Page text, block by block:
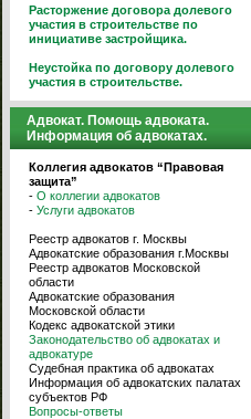
Расторжение договора долевого
участия в строительстве по
инициативе застройщика.
Неустойка по договору долевого
участия в строительстве.
Адвокат. Помощь адвоката.
Информация об адвокатах.
Коллегия адвокатов “Правовая
защита”
- О коллегии адвокатов
- Услуги адвокатов
Реестр адвокатов г. Москвы
Адвокатские образования г.Москвы
Реестр адвокатов Московской
области
Адвокатские образования
Московской области
Кодекс адвокатской этики
Законодательство об адвокатах и
адвокатуре
Судебная практика об адвокатах
Информация об адвокатских палатах
субъектов РФ
Вопросы-ответы